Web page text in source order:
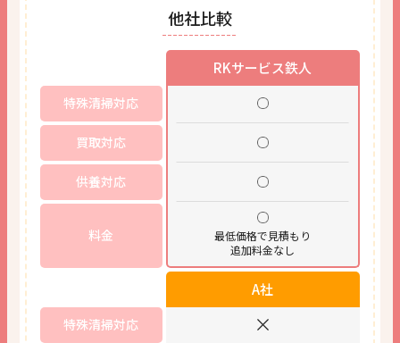
他社比較
RKサービス鉄人
特殊清掃対応
買取対応
供養対応
料金
最低価格で見積もり
追加料金なし
A社
特殊清掃対応